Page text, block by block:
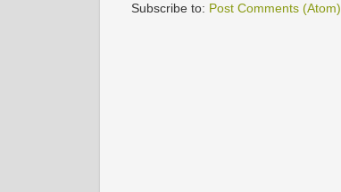
Subscribe to: Post Comments (Atom)